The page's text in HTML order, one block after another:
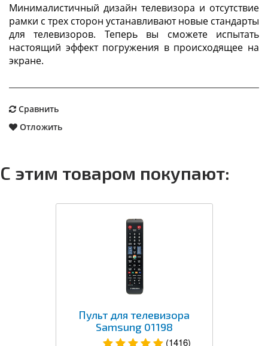
Минималистичный дизайн телевизора и отсутствие
рамки с трех сторон устанавливают новые стандарты
для телевизоров. Теперь вы сможете испытать
настоящий эффект погружения в происходящее на
экране.
Сравнить
Отложить
С этим товаром покупают:
Пульт для телевизора
Samsung 01198
(1416)